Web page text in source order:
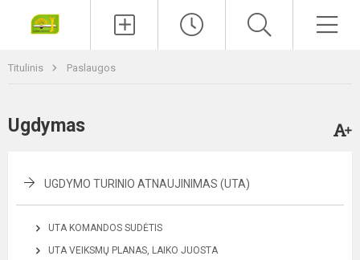
Titulinis Paslaugos
Ugdymas
UGDYMO TURINIO ATNAUJINIMAS (UTA)
UTA KOMANDOS SUDĖTIS
UTA VEIKSMŲ PLANAS, LAIKO JUOSTA